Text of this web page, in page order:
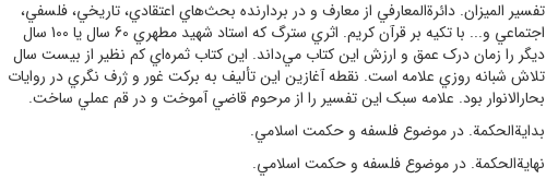
تفسير الميزان. دائرة‌المعارفي از معارف و در بردارنده بحث‌هاي اعتقادي، تاريخي، فلسفي،
اجتماعي و... با تکيه بر قرآن کريم. اثري سترگ که استاد شهيد مطهري 60 سال يا 100 سال
ديگر را زمان درک عمق و ارزش اين کتاب مي‌داند. اين کتاب ثمره‌اي کم نظير از بيست سال
تلاش شبانه روزي علامه است. نقطه آغازين اين تأليف به برکت غور و ژرف نگري در روايات
بحارالانوار بود. علامه سبک اين تفسير را از مرحوم قاضي آموخت و در قم عملي ساخت.
بداية‌الحکمة. در موضوع فلسفه و حکمت اسلامي.
نهاية‌الحکمة. در موضوع فلسفه و حکمت اسلامي.